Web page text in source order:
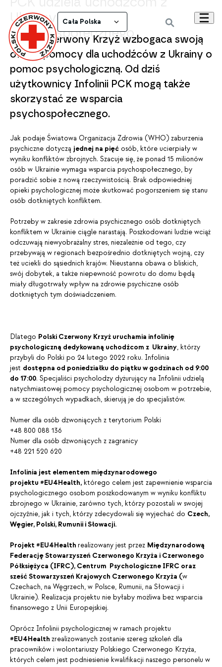
Cała Polska
Ukrainy wsparcia
psychospołecznego
Polski Czerwony Krzyż wzbogaca swoją
ofertę pomocy dla uchodźców z Ukrainy o
pomoc psychologiczną. Od dziś
użytkownicy Infolinii PCK mogą także
skorzystać ze wsparcia
psychospołecznego.
Jak podaje Światowa Organizacja Zdrowia (WHO) zaburzenia
psychiczne dotyczą jednej na pięć osób, które ucierpiały w
wyniku konfliktów zbrojnych. Szacuje się, że ponad 15 milionów
osób w Ukrainie wymaga wsparcia psychospołecznego, by
poradzić sobie z nową rzeczywistością. Brak odpowiedniej
opieki psychologicznej może skutkować pogorszeniem się stanu
osób dotkniętych konfliktem.
Potrzeby w zakresie zdrowia psychicznego osób dotkniętych
konfliktem w Ukrainie ciągle narastają. Poszkodowani ludzie wciąż
odczuwają niewyobrażalny stres, niezależnie od tego, czy
przebywają w regionach bezpośrednio dotkniętych wojną, czy
też uciekli do sąsiednich krajów. Nieustanna obawa o bliskich,
swój dobytek, a także niepewność powrotu do domu będą
miały długotrwały wpływ na zdrowie psychiczne osób
dotkniętych tym doświadczeniem.
Dlatego Polski Czerwony Krzyż uruchamia infolinię
psychologiczną dedykowaną uchodźcom z Ukrainy, którzy
przybyli do Polski po 24 lutego 2022 roku. Infolinia
jest dostępna od poniedziałku do piątku w godzinach od 9:00
do 17:00. Specjaliści psycholodzy dyżurujący na Infolinii udzielą
natychmiastowej pomocy psychologicznej osobom w potrzebie,
a w szczególnych wypadkach, skierują je do specjalistów.
Numer dla osób dzwoniących z terytorium Polski
+48 800 088 136
Numer dla osób dzwoniących z zagranicy
+48 221 520 620
Infolinia jest elementem międzynarodowego
projektu #EU4Health, którego celem jest zapewnienie wsparcia
psychologicznego osobom poszkodowanym w wyniku konfliktu
zbrojnego w Ukrainie, zarówno tych, którzy pozostali w swojej
ojczyźnie, jak i tych, którzy zdecydowali się wyjechać do Czech,
Węgier, Polski, Rumunii i Słowacji.
Projekt #EU4Health realizowany jest przez Międzynarodową
Federację Stowarzyszeń Czerwonego Krzyża i Czerwonego
Półksiężyca (IFRC), Centrum Psychologiczne IFRC oraz
sześć Stowarzyszeń Krajowych Czerwonego Krzyża (w
Czechach, na Węgrzech, w Polsce, Rumunii, na Słowacji i
Ukrainie). Realizacja projektu nie byłaby możliwa bez wsparcia
finansowego z Unii Europejskiej.
Oprócz Infolinii psychologicznej w ramach projektu
#EU4Health zrealizowanych zostanie szereg szkoleń dla
pracowników i wolontariuszy Polskiego Czerwonego Krzyża,
których celem jest podniesienie kwalifikacji naszego personelu w